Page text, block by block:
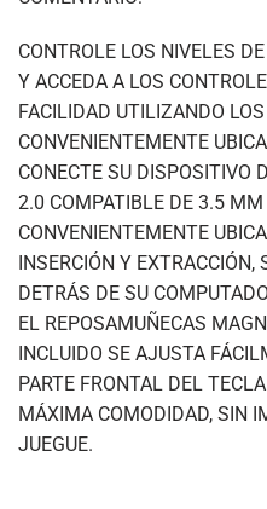
CONTROLE LOS NIVELES
Y ACCEDA A LOS
FACILIDAD UTILIZANDO
CONVENIENTEMENTE
CONECTE SU DISPOSITIVO
2.0 COMPATIBLE DE 3.5 MM
CONVENIENTEMENTE
INSERCIÓN Y
DETRÁS DE SU
EL REPOSAMUÑECAS
INCLUIDO SE AJUSTA
PARTE FRONTAL DEL
MÁXIMA COMODIDAD, SIN
JUEGUE.